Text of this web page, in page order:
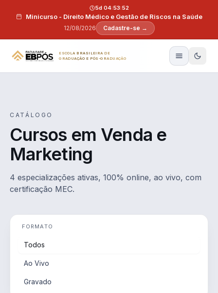
Minicurso - Direito Médico e Gestão de Riscos na Saúde
12/08/2026
5d 04:53:52
Cadastre-se →
ESCOLA BRASILEIRA DE
GRADUAÇÃO E PÓS-GRADUAÇÃO
CATÁLOGO
Cursos em Venda e
Marketing
4 especializações ativas, 100% online, ao vivo, com
certificação MEC.
FORMATO
Todos
Ao Vivo
Gravado